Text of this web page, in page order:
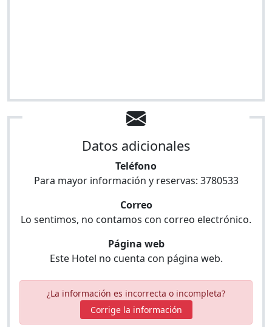
Datos adicionales
Teléfono
Para mayor información y reservas: 3780533
Correo
Lo sentimos, no contamos con correo electrónico.
Página web
Este Hotel no cuenta con página web.
¿La información es incorrecta o incompleta?
Corrige la información